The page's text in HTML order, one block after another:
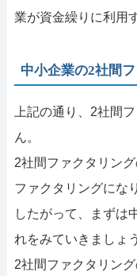
業が資金繰りに利用
中小企業の2社間
上記の通り、2社間
ん。
2社間ファクタリン
ファクタリングにな
したがって、まずは
れをみていきましょう
2社間ファクタリン